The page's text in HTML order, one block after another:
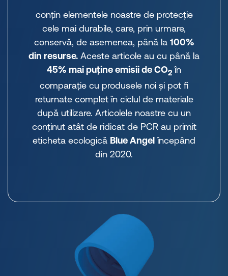
conțin elementele noastre de protecție
cele mai durabile, care, prin urmare,
conservă, de asemenea, până la 100%
din resurse. Aceste articole au cu până la
45% mai puține emisii de CO2 în
comparație cu produsele noi și pot fi
returnate complet în ciclul de materiale
după utilizare. Articolele noastre cu un
conținut atât de ridicat de PCR au primit
eticheta ecologică Blue Angelîncepând
din 2020.